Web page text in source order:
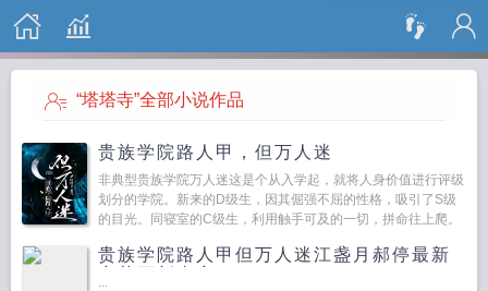
搜 索
“塔塔寺”全部小说作品
贵族学院路人甲，但万人迷
非典型贵族学院万人迷这是个从入学起，就将人身价值进行评级
划分的学院。新来的D级生，因其倔强不屈的性格，吸引了S级
的目光。同寝室的C级生，利用触手可及的一切，拼命往上爬。
低...
贵族学院路人甲但万人迷江盏月郝停最新
...